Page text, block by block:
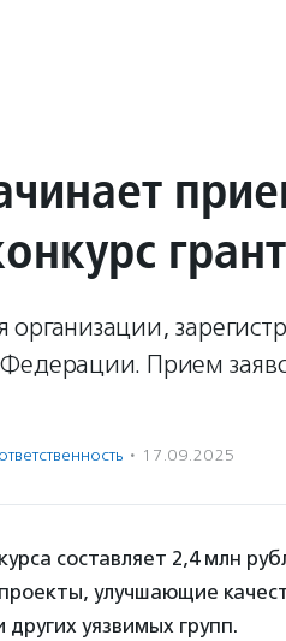
Прием
· 17.09.2025
составляет 2,4 млн
улучшающие
уязвимых групп.